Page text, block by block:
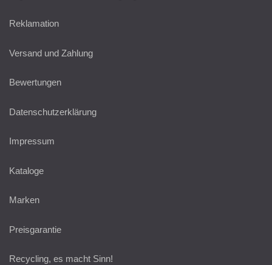
Reklamation
Versand und Zahlung
Bewertungen
Datenschutzerklärung
Impressum
Kataloge
Marken
Preisgarantie
Recycling, es macht Sinn!